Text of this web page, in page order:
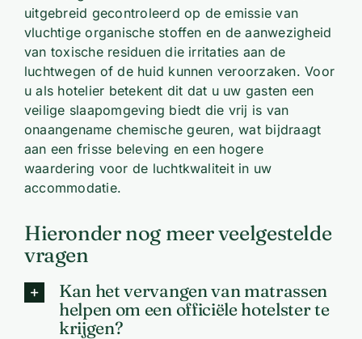
uitgebreid gecontroleerd op de emissie van
vluchtige organische stoffen en de aanwezigheid
van toxische residuen die irritaties aan de
luchtwegen of de huid kunnen veroorzaken. Voor
u als hotelier betekent dit dat u uw gasten een
veilige slaapomgeving biedt die vrij is van
onaangename chemische geuren, wat bijdraagt
aan een frisse beleving en een hogere
waardering voor de luchtkwaliteit in uw
accommodatie.
Hieronder nog meer veelgestelde
vragen
Kan het vervangen van matrassen
helpen om een officiële hotelster te
krijgen?